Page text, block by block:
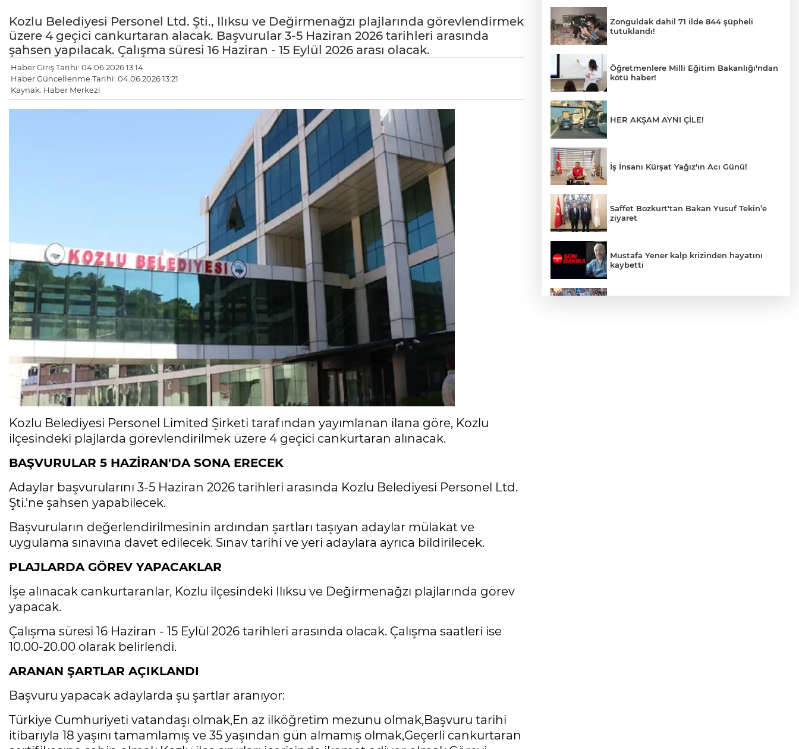
Kozlu Belediyesi Personel Ltd. Şti., Ilıksu ve Değirmenağzı plajlarında görevlendirmek
üzere 4 geçici cankurtaran alacak. Başvurular 3-5 Haziran 2026 tarihleri arasında
şahsen yapılacak. Çalışma süresi 16 Haziran - 15 Eylül 2026 arası olacak.
Haber Giriş Tarihi: 04.06.2026 13:14
Haber Güncellenme Tarihi: 04.06.2026 13:21
Kaynak: Haber Merkezi
Kozlu Belediyesi Personel Limited Şirketi tarafından yayımlanan ilana göre, Kozlu
ilçesindeki plajlarda görevlendirilmek üzere 4 geçici cankurtaran alınacak.
BAŞVURULAR 5 HAZİRAN'DA SONA ERECEK
Adaylar başvurularını 3-5 Haziran 2026 tarihleri arasında Kozlu Belediyesi Personel Ltd.
Şti.'ne şahsen yapabilecek.
Başvuruların değerlendirilmesinin ardından şartları taşıyan adaylar mülakat ve
uygulama sınavına davet edilecek. Sınav tarihi ve yeri adaylara ayrıca bildirilecek.
PLAJLARDA GÖREV YAPACAKLAR
İşe alınacak cankurtaranlar, Kozlu ilçesindeki Ilıksu ve Değirmenağzı plajlarında görev
yapacak.
Çalışma süresi 16 Haziran - 15 Eylül 2026 tarihleri arasında olacak. Çalışma saatleri ise
10.00-20.00 olarak belirlendi.
ARANAN ŞARTLAR AÇIKLANDI
Başvuru yapacak adaylarda şu şartlar aranıyor:
Türkiye Cumhuriyeti vatandaşı olmak,En az ilköğretim mezunu olmak,Başvuru tarihi
itibarıyla 18 yaşını tamamlamış ve 35 yaşından gün almamış olmak,Geçerli cankurtaran
Zonguldak dahil 71 ilde 844 şüpheli
tutuklandı!
Öğretmenlere Milli Eğitim Bakanlığı'ndan
kötü haber!
HER AKŞAM AYNI ÇİLE!
İş İnsanı Kürşat Yağız'ın Acı Günü!
Saffet Bozkurt'tan Bakan Yusuf Tekin’e
ziyaret
Mustafa Yener kalp krizinden hayatını
kaybetti